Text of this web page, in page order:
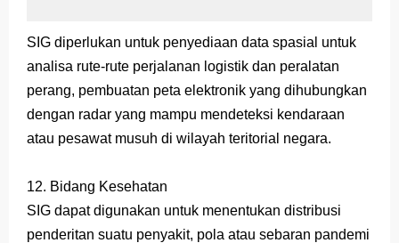
SIG diperl ukan untuk penyediaan data spasial untuk
analisa rute-rute perjalanan logistik dan peralatan
perang, pembuatan peta elektronik yang dihubungkan
dengan radar yang mampu mendeteksi kendaraan
atau pesawat musuh di wilayah teritorial negara.
12. Bidang Kesehatan
SIG dapat digunakan untuk menentukan distribusi
penderitan suatu penyakit, pola atau sebaran pandemi